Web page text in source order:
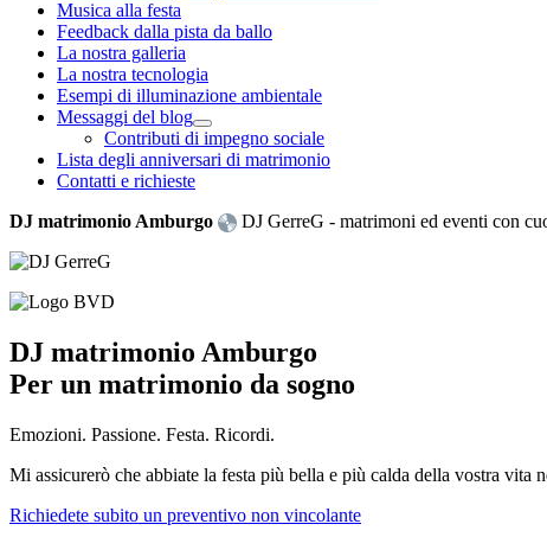
Musica alla festa
Feedback dalla pista da ballo
La nostra galleria
La nostra tecnologia
Esempi di illuminazione ambientale
Messaggi del blog
Contributi di impegno sociale
Lista degli anniversari di matrimonio
Contatti e richieste
DJ matrimonio Amburgo
DJ GerreG - matrimoni ed eventi con
DJ matrimonio Amburgo
Per un matrimonio da sogno
Emozioni. Passione. Festa. Ricordi.
Mi assicurerò che abbiate la festa più bella e più calda della vostra vita
Richiedete subito un preventivo non vincolante